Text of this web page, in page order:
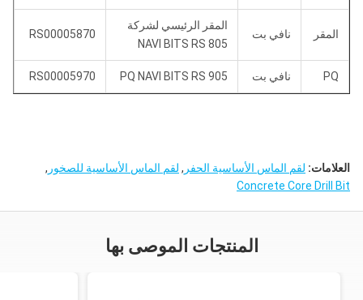
المقر نافي بت
المقر الرئيسي لشركة
NAVI BITS RS 805
RS00005870
PQ نافي بت PQ NAVI BITS RS 905
RS00005970
العلامات: لقم الماس الأساسية الحفر , لقم الماس الأساسية للصخور ,
Concrete Core Drill Bit
المنتجات الموصى بها